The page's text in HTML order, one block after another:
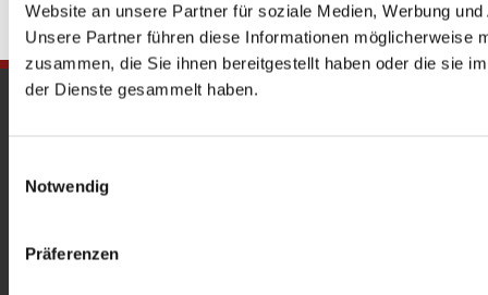
Website an unsere Partner für soziale Medien, Werbung
Unsere Partner führen diese Informationen möglicherweise
zusammen, die Sie ihnen bereitgestellt haben oder die sie
der Dienste gesammelt haben.
Notwendig
Präferenzen
Heckerdamm 230, 13627 Berlin |
Offene Kirche: Täglich 08-18 Uhr